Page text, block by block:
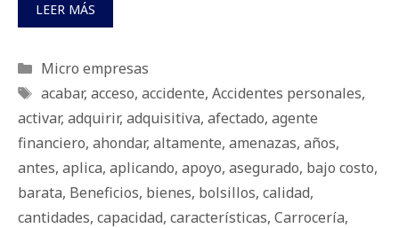
LEER MÁS
Categorías
Micro empresas
Etiquetas
acabar, acceso, accidente, Accidentes personales,
activar, adquirir, adquisitiva, afectado, agente
financiero, ahondar, altamente, amenazas, años,
antes, aplica, aplicando, apoyo, asegurado, bajo costo,
barata, Beneficios, bienes, bolsillos, calidad,
cantidades, capacidad, características, Carrocería,